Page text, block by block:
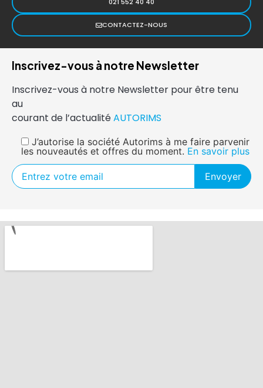
CONTACTEZ-NOUS
Inscrivez-vous à notre Newsletter
Inscrivez-vous à notre Newsletter pour être tenu
au
courant de l’actualitéAUTORIMS
J’autorise la société Autorims à me faire parvenir
les nouveautés et offres du moment. En savoir plus
Envoyer